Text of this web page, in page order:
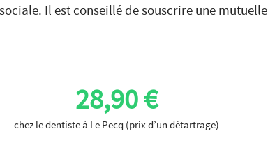
Il est conseillé de souscrire une mutuelle
28,90 €
chez le dentiste à Le Pecq (prix d’un détartrage)